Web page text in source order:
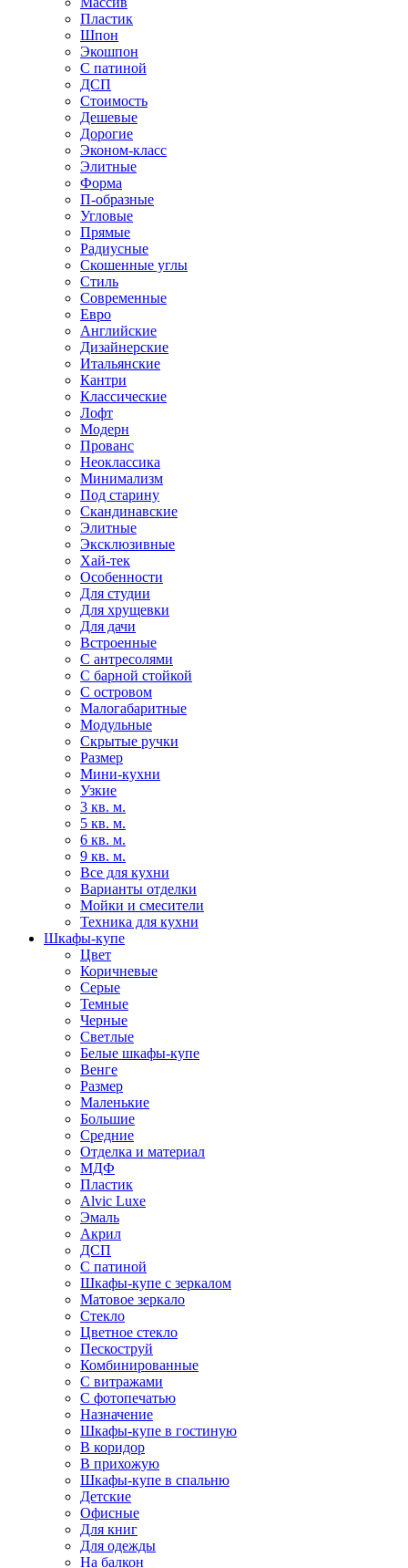
Пластик
Шпон
Экошпон
С патиной
ДСП
Стоимость
Дешевые
Дорогие
Эконом-класс
Элитные
Форма
П-образные
Угловые
Прямые
Радиусные
Скошенные углы
Стиль
Современные
Евро
Английские
Дизайнерские
Итальянские
Кантри
Классические
Лофт
Модерн
Прованс
Неоклассика
Минимализм
Под старину
Скандинавские
Элитные
Эксклюзивные
Хай-тек
Особенности
Для студии
Для хрущевки
Для дачи
Встроенные
С антресолями
С барной стойкой
С островом
Малогабаритные
Модульные
Скрытые ручки
Размер
Мини-кухни
Узкие
3 кв. м.
5 кв. м.
6 кв. м.
9 кв. м.
Все для кухни
Варианты отделки
Мойки и смесители
Техника для кухни
Шкафы-купе
Цвет
Коричневые
Серые
Темные
Черные
Светлые
Белые шкафы-купе
Венге
Размер
Маленькие
Большие
Средние
Отделка и материал
МДФ
Пластик
Alvic Luxe
Эмаль
Акрил
ДСП
С патиной
Шкафы-купе с зеркалом
Матовое зеркало
Стекло
Цветное стекло
Пескоструй
Комбинированные
С витражами
С фотопечатью
Назначение
Шкафы-купе в гостиную
В коридор
В прихожую
Шкафы-купе в спальню
Детские
Офисные
Для книг
Для одежды
На балкон